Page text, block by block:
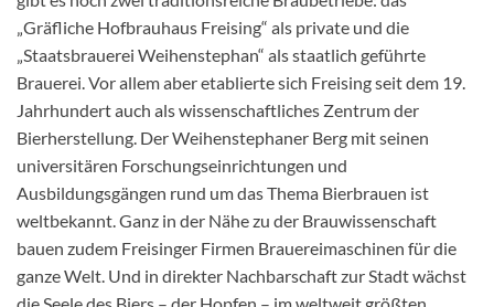
„Gräfliche Hofbrauhaus Freising“ als private und die
„Staatsbrauerei Weihenstephan“ als staatlich geführte
Brauerei. Vor allem aber etablierte sich Freising seit dem 19.
Jahrhundert auch als wissenschaftliches Zentrum der
Bierherstellung. Der Weihenstephaner Berg mit seinen
universitären Forschungseinrichtungen und
Ausbildungsgängen rund um das Thema Bierbrauen ist
weltbekannt. Ganz in der Nähe zu der Brauwissenschaft
bauen zudem Freisinger Firmen Brauereimaschinen für die
ganze Welt. Und in direkter Nachbarschaft zur Stadt wächst